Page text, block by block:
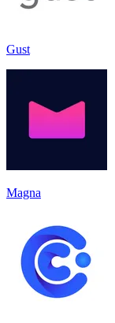
Gust
Magna